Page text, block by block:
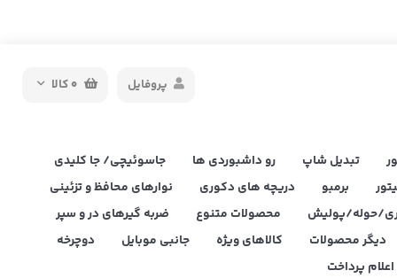
0کالا پروفایل
تبدیل شاپ رو داشبوردی ها
جاسوئیچی/ جا کلیدی
برمبو دریچه های دکوری
نوارهای محافظ و تزئینی
حوله/پولیش محصولات متنوع
ضربه گیرهای در و سپر
دیگر محصولات کالاهای ویژه جانبی موبایل
دوچرخه
پرداخت